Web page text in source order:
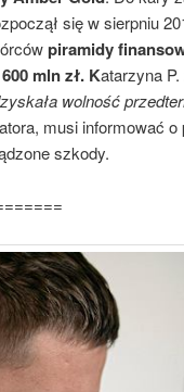
się w sierpniu
piramidy
mln zł. Katarzyna
wolność
musi informować o
szkody.